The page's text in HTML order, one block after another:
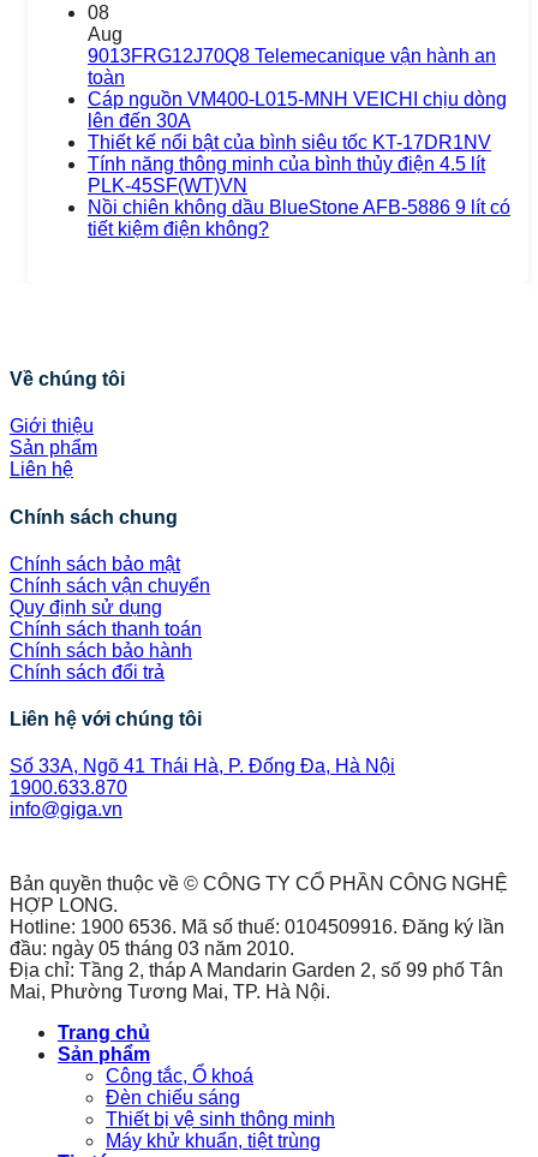
08
Aug
9013FRG12J70Q8 Telemecanique vận hành an
toàn
Cáp nguồn VM400-L015-MNH VEICHI chịu dòng
lên đến 30A
Thiết kế nổi bật của bình siêu tốc KT-17DR1NV
Tính năng thông minh của bình thủy điện 4.5 lít
PLK-45SF(WT)VN
Nồi chiên không dầu BlueStone AFB-5886 9 lít có
tiết kiệm điện không?
Về chúng tôi
Giới thiệu
Sản phẩm
Liên hệ
Chính sách chung
Chính sách bảo mật
Chính sách vận chuyển
Quy định sử dụng
Chính sách thanh toán
Chính sách bảo hành
Chính sách đổi trả
Liên hệ với chúng tôi
Số 33A, Ngõ 41 Thái Hà, P. Đống Đa, Hà Nội
1900.633.870
info@giga.vn
Bản quyền thuộc về © CÔNG TY CỔ PHẦN CÔNG NGHỆ
HỢP LONG.
Hotline: 1900 6536. Mã số thuế: 0104509916. Đăng ký lần
đầu: ngày 05 tháng 03 năm 2010.
Địa chỉ: Tầng 2, tháp A Mandarin Garden 2, số 99 phố Tân
Mai, Phường Tương Mai, TP. Hà Nội.
Trang chủ
Sản phẩm
Công tắc, Ổ khoá
Đèn chiếu sáng
Thiết bị vệ sinh thông minh
Máy khử khuẩn, tiệt trùng